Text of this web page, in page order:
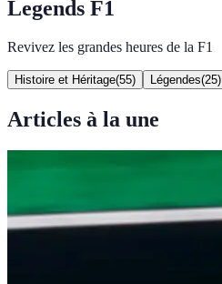
Legends F1
Revivez les grandes heures de la F1
Histoire et Héritage(55) Légendes(25)
Articles à la une